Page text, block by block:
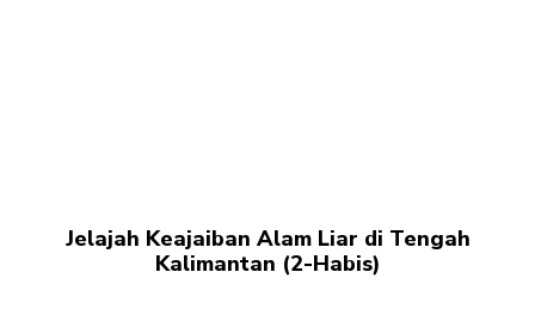
Jelajah Keajaiban Alam Liar di Tengah
Kalimantan (2-Habis)